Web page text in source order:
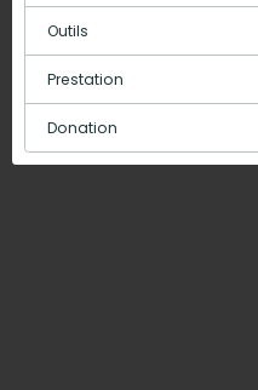
Outils
Prestation
Donation